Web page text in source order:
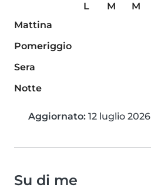
L M M
Mattina
Pomeriggio
Sera
Notte
Aggiornato: 12 luglio 2026
Su di me